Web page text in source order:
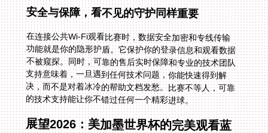
安全与保障，看不见的守护同样重要
在连接公共Wi-Fi观看比赛时，数据安全加密和专线传输
功能就是你的隐形护盾。它保护你的登录信息和观看数据
不被窥探。同时，可靠的售后实时保障和专业的技术团队
支持意味着，一旦遇到任何技术问题，你能快速得到解
决，而不是对着冰冷的帮助文档发愁。比赛不等人，可靠
的技术支持能让你不错过任何一个精彩进球。
展望2026：美加墨世界杯的完美观看蓝